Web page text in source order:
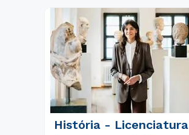
História - Licenciatura